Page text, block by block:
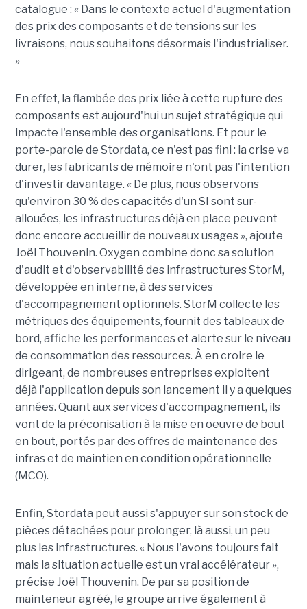
catalogue : « Dans le contexte actuel d'augmentation
des prix des composants et de tensions sur les
livraisons, nous souhaitons désormais l'industrialiser.
»
En effet, la flambée des prix liée à cette rupture des
composants est aujourd'hui un sujet stratégique qui
impacte l'ensemble des organisations. Et pour le
porte-parole de Stordata, ce n'est pas fini : la crise va
durer, les fabricants de mémoire n'ont pas l'intention
d'investir davantage. « De plus, nous observons
qu'environ 30 % des capacités d'un SI sont sur-
allouées, les infrastructures déjà en place peuvent
donc encore accueillir de nouveaux usages », ajoute
Joël Thouvenin. Oxygen combine donc sa solution
d'audit et d'observabilité des infrastructures StorM,
développée en interne, à des services
d'accompagnement optionnels. StorM collecte les
métriques des équipements, fournit des tableaux de
bord, affiche les performances et alerte sur le niveau
de consommation des ressources. À en croire le
dirigeant, de nombreuses entreprises exploitent
déjà l'application depuis son lancement il y a quelques
années. Quant aux services d'accompagnement, ils
vont de la préconisation à la mise en oeuvre de bout
en bout, portés par des offres de maintenance des
infras et de maintien en condition opérationnelle
(MCO).
Enfin, Stordata peut aussi s'appuyer sur son stock de
pièces détachées pour prolonger, là aussi, un peu
plus les infrastructures. « Nous l'avons toujours fait
mais la situation actuelle est un vrai accélérateur »,
précise Joël Thouvenin. De par sa position de
mainteneur agréé, le groupe arrive également à